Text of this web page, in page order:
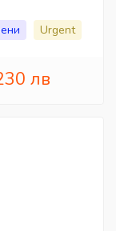
Urgent
лв